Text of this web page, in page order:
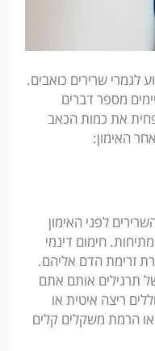
לגמרי שרירים כואבים.
מספר דברים
את כמות הכאב
האימון:
לפני האימון
חימום דינמי
זרימת הדם אליהם.
תרגילים אותם אתם
ריצה איטית או
או הרמת משקלים קלים